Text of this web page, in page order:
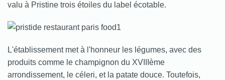
valu à Pristine trois étoiles du label écotable.
L'établissement met à l'honneur les légumes, avec des
produits comme le champignon du XVIIIème
arrondissement, le céleri, et la patate douce. Toutefois,